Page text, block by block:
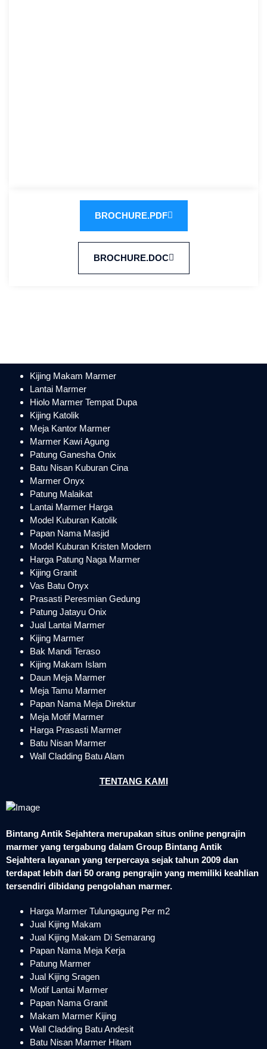
BROCHURE.PDF
BROCHURE.DOC
Kijing Makam Marmer
Lantai Marmer
Hiolo Marmer Tempat Dupa
Kijing Katolik
Meja Kantor Marmer
Marmer Kawi Agung
Patung Ganesha Onix
Batu Nisan Kuburan Cina
Marmer Onyx
Patung Malaikat
Lantai Marmer Harga
Model Kuburan Katolik
Papan Nama Masjid
Model Kuburan Kristen Modern
Harga Patung Naga Marmer
Kijing Granit
Vas Batu Onyx
Prasasti Peresmian Gedung
Patung Jatayu Onix
Jual Lantai Marmer
Kijing Marmer
Bak Mandi Teraso
Kijing Makam Islam
Daun Meja Marmer
Meja Tamu Marmer
Papan Nama Meja Direktur
Meja Motif Marmer
Harga Prasasti Marmer
Batu Nisan Marmer
Wall Cladding Batu Alam
TENTANG KAMI
Bintang Antik Sejahtera merupakan situs online pengrajin
marmer yang tergabung dalam Group Bintang Antik
Sejahtera layanan yang terpercaya sejak tahun 2009 dan
terdapat lebih dari 50 orang pengrajin yang memiliki keahlian
tersendiri dibidang pengolahan marmer.
Harga Marmer Tulungagung Per m2
Jual Kijing Makam
Jual Kijing Makam Di Semarang
Papan Nama Meja Kerja
Patung Marmer
Jual Kijing Sragen
Motif Lantai Marmer
Papan Nama Granit
Makam Marmer Kijing
Wall Cladding Batu Andesit
Batu Nisan Marmer Hitam